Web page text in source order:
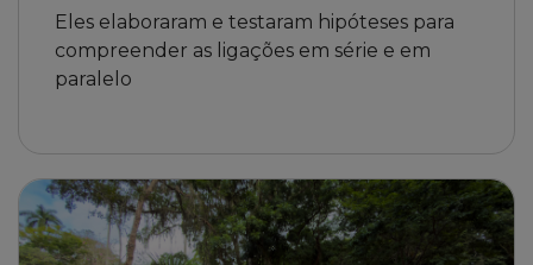
Eles elaboraram e testaram hipóteses para
compreender as ligações em série e em
paralelo